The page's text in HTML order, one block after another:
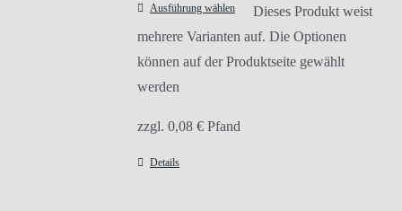
Ausführung wählen
Dieses Produkt weist
mehrere Varianten auf. Die Optionen
können auf der Produktseite gewählt
werden
zzgl. 0,08 € Pfand
Details